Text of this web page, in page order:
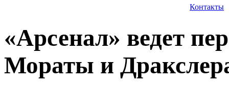
Контакты
«Арсенал» ведет
Мораты и